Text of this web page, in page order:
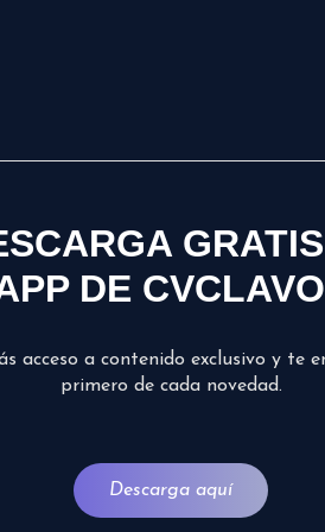
DE
acceso a contenido exclusivo y te
primero de cada novedad.
Descarga aquí